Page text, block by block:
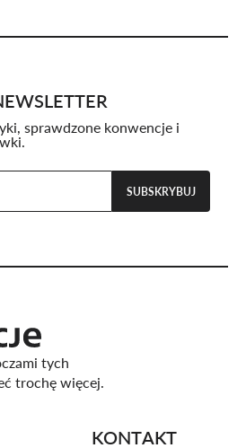
sprawdzone konwencje i
SUBSKRYBUJ
tych
trochę więcej.
KONTAKT